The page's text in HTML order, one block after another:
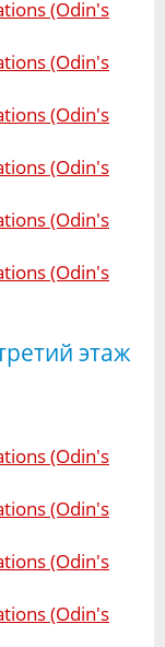
этаж